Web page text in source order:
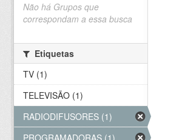
Não há Grupos que
correspondam a essa busca
Etiquetas
TV (1)
TELEVISÃO (1)
RADIODIFUSORES (1)
PROGRAMADORAS (1)